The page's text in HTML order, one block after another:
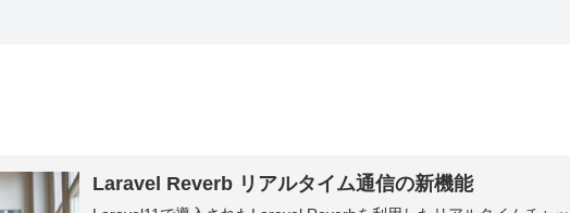
Laravel Reverb リアルタイム通信の新機能